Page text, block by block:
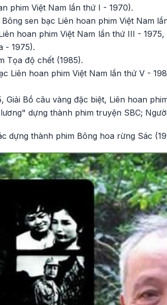
phim Việt Nam lần thứ I - 1970).
sen bạc Liên hoan phim Việt Nam
hoan phim Việt Nam lần thứ III -
- 1975).
Tọa độ chết (1985).
Liên hoan phim Việt Nam lần thứ V -
Bồ câu vàng đặc biệt, Liên hoan
dựng thành phim truyện SBC;
dựng thành phim Bông hoa rừng Sác